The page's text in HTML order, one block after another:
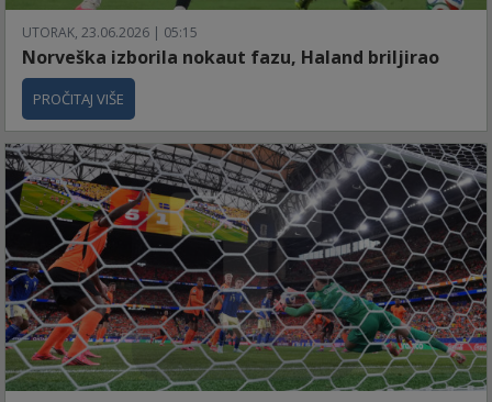
UTORAK, 23.06.2026 | 05:15
Norveška izborila nokaut fazu, Haland briljirao
PROČITAJ VIŠE